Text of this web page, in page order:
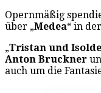
Opernmäßig
über „Medea“ in
„Tristan und Isolde
Anton Bruckner
auch um die